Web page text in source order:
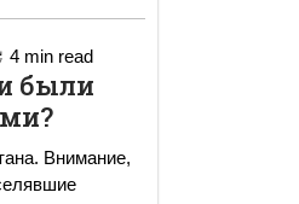
4 min read
были
Внимание,